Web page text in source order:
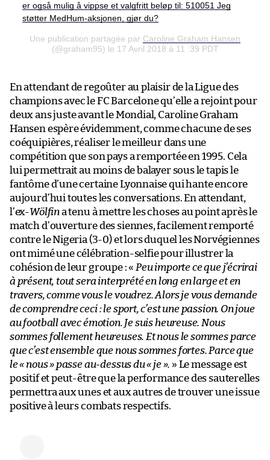
er også mulig å vippse et valgfritt beløp til: 510051 Jeg
støtter MedHum-aksjonen, gjør du?
Une publication partagée par Caroline Graham Hansen
(@graham95) le 17 Avril 2018 à 11 :39 PDT
En attendant de regoûter au plaisir de la Ligue des
champions avec le FC Barcelone qu’elle a rejoint pour
deux ans juste avant le Mondial, Caroline Graham
Hansen espère évidemment, comme chacune de ses
coéquipières, réaliser le meilleur dans une
compétition que son pays a remportée en 1995. Cela
lui permettrait au moins de balayer sous le tapis le
fantôme d’une certaine Lyonnaise qui hante encore
aujourd’hui toutes les conversations. En attendant,
l’ex-Wölfina tenu à mettre les choses au point après le
match d’ouverture des siennes, facilement remporté
contre le Nigeria (3-0) et lors duquel les Norvégiennes
ont mimé une célébration-selfie pour illustrer la
cohésion de leur groupe : « Peu importe ce que j’écrirai
à présent, tout sera interprété en long en large et en
travers, comme vous le voudrez. Alors je vous demande
de comprendre ceci : le sport, c’est une passion. On joue
au football avec émotion. Je suis heureuse. Nous
sommes follement heureuses. Et nous le sommes parce
que c’est ensemble que nous sommes fortes. Parce que
le « nous » passe au-dessus du « je ». » Le message est
positif et peut-être que la performance des sauterelles
permettra aux unes et aux autres de trouver une issue
positive à leurs combats respectifs.